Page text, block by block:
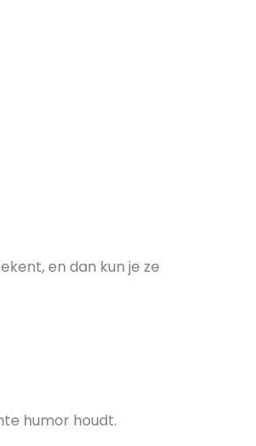
en dan kun je ze
humor houdt.